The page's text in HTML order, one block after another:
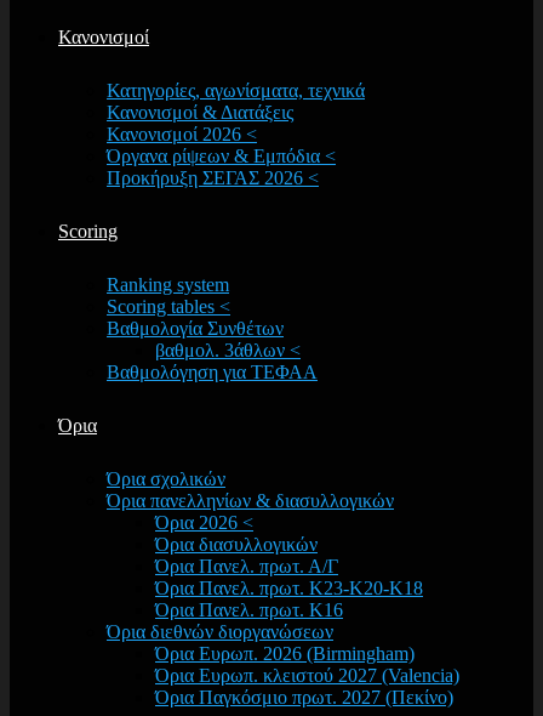
Κανονισμοί
Κατηγορίες, αγωνίσματα, τεχνικά
Κανονισμοί & Διατάξεις
Κανονισμοί 2026 <
Όργανα ρίψεων & Εμπόδια <
Προκήρυξη ΣΕΓΑΣ 2026 <
Scoring
Ranking system
Scoring tables <
Βαθμολογία Συνθέτων
βαθμολ. 3άθλων <
Βαθμολόγηση για ΤΕΦΑΑ
Όρια
Όρια σχολικών
Όρια πανελληνίων & διασυλλογικών
Όρια 2026 <
Όρια διασυλλογικών
Όρια Πανελ. πρωτ. Α/Γ
Όρια Πανελ. πρωτ. Κ23-Κ20-Κ18
Όρια Πανελ. πρωτ. Κ16
Όρια διεθνών διοργανώσεων
Όρια Ευρωπ. 2026 (Birmingham)
Όρια Ευρωπ. κλειστού 2027 (Valencia)
Όρια Παγκόσμιο πρωτ. 2027 (Πεκίνο)